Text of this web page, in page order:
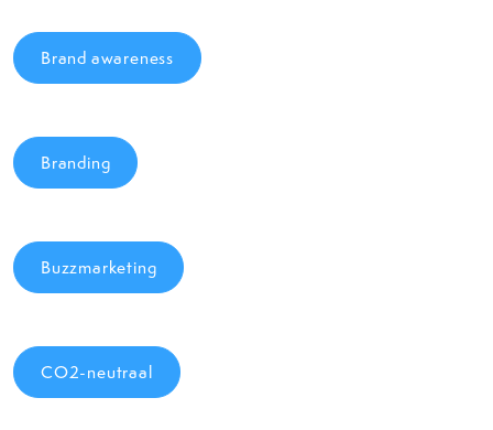
Brand awareness
Branding
Buzzmarketing
CO2-neutraal